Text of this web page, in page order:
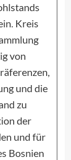
Kreis
von
und die
zu
der
und für
Bosnien